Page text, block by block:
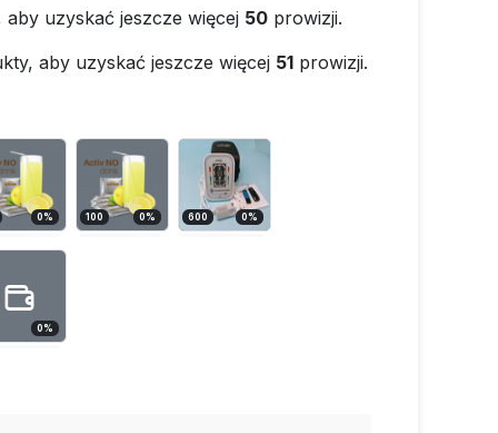
uzyskać jeszcze więcej 50prowizji.
aby uzyskać jeszcze więcej 51prowizji.
0% 100 0% 600 0%
0%